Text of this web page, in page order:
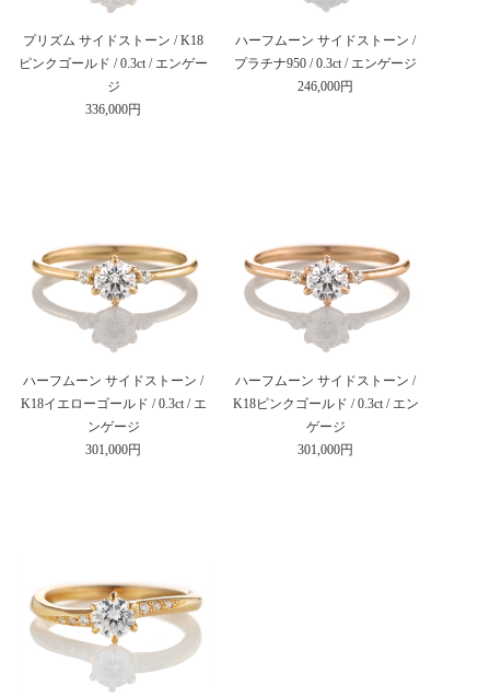
プリズム サイドストーン / K18
ピンクゴールド / 0.3ct / エンゲー
ジ
336,000円
ハーフムーン サイドストーン /
プラチナ950 / 0.3ct / エンゲージ
246,000円
ハーフムーン サイドストーン /
K18イエローゴールド / 0.3ct / エ
ンゲージ
301,000円
ハーフムーン サイドストーン /
K18ピンクゴールド / 0.3ct / エン
ゲージ
301,000円